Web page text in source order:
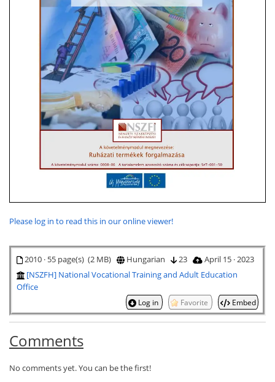
Please log in to read this in our online viewer!
2010 · 55 page(s) (2 MB) Hungarian 23
April 15 · 2023
[NSZFH] National Vocational Training and Adult Education
Office
Log in Favorite Embed
Comments
No comments yet. You can be the first!